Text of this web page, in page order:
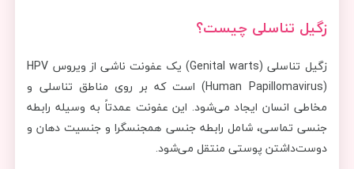
زگیل تناسلی چیست؟
زگیل تناسلی (Genital warts) یک عفونت ناشی از ویروس HPV
(Human Papillomavirus) است که بر روی مناطق تناسلی و
مخاطی انسان ایجاد می‌شود. این عفونت عمدتاً به وسیله رابطه
جنسی تماسی، شامل رابطه جنسی همجنسگرا و جنسیت دهان و
دوست‌داشتن پوستی منتقل می‌شود.